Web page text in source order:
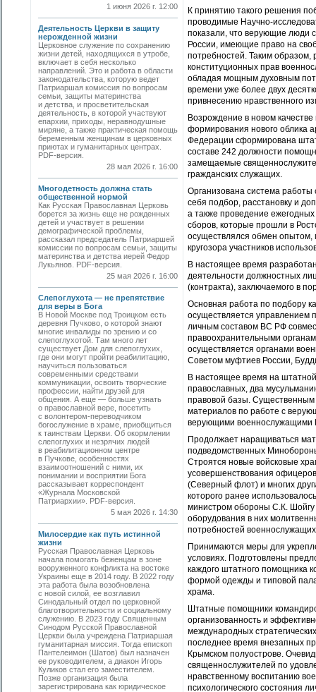
1 июня 2026 г. 12:00
Деятельность Церкви в защиту
нерожденной жизни
Церковное служение по сохранению
жизни детей, находящихся в утробе,
включает в себя несколько
направлений. Это и работа в области
законодательства, которую ведет
Патриаршая комиссия по вопросам
семьи, защиты материнства
и детства, и просветительская
деятельность, в которой участвуют
епархии, приходы, неравнодушные
миряне, а также практическая помощь
беременным женщинам в церковных
приютах и гуманитарных центрах.
PDF-версия.
28 мая 2026 г. 16:00
Многодетность должна стать
общественной нормой
Как Русская Православная Церковь
борется за жизнь еще не рожденных
детей и участвует в решении
демографической проблемы,
рассказал председатель Патриаршей
комиссии по вопросам семьи, защиты
материнства и детства иерей Федор
Лукьянов. PDF-версия.
25 мая 2026 г. 16:00
Слепоглухота — не препятствие
для веры в Бога
В Новой Москве под Троицком есть
деревня Пучково, о которой знают
многие инвалиды по зрению и со
слепоглухотой. Там много лет
существует Дом для слепоглухих,
где они могут пройти реабилитацию,
научиться пользоваться
современными средствами
коммуникации, освоить творческие
профессии, найти друзей для
общения. А еще — больше узнать
о православной вере, посетить
с волонтером-переводчиком
богослужение в храме, приобщиться
к таинствам Церкви. Об окормлении
слепоглухих и незрячих людей
в реабилитационном центре
в Пучкове, особенностях
взаимоотношений с ними, их
понимании и восприятии Бога
рассказывает корреспондент
«Журнала Московской
Патриархии». PDF-версия.
5 мая 2026 г. 14:30
Милосердие как путь истинной
жизни
Русская Православная Церковь
начала помогать беженцам в зоне
вооруженного конфликта на востоке
Украины еще в 2014 году. В 2022 году
эта работа была возобновлена
с новой силой, ее возглавил
Синодальный отдел по церковной
благотворительности и социальному
служению. В 2023 году Священным
Синодом Русской Православной
Церкви была учреждена Патриаршая
гуманитарная миссия. Тогда епископ
Пантелеимон (Шатов) был назначен
ее руководителем, а диакон Игорь
Куликов стал его заместителем.
Позже организация была
зарегистрирована как юридическое
К принятию такого решения
проводимые Научно-
показали, что верующие люди
России, имеющие право на
потребностей. Таким образом,
конституционных прав
обладая мощным духовным
времени уже более двух
привнесению нравственного
Возрождение в новом качестве
формирования нового облика
Федерации сформирована
составе 242 должности
замещаемые
гражданских служащих.
Организована система работы
себя подбор, расстановку и
а также проведение
сборов, которые прошли в
осуществлялся обмен опытом,
кругозора участников
В настоящее время
деятельности должностных
(контракта), заключаемого в
Основная работа по подбору
осуществляется управлением
личным составом ВС РФ
правоохранительными
осуществляется органами
Советом муфтиев России,
В настоящее время на
православных, два
правовой базы. Существенным
материалов по работе с
верующими
Продолжает наращиваться
подведомственных
Строятся новые войсковые
усовершенствования
(Северный флот) и многих
которого ранее
министром обороны С.К.
оборудования в них
потребностей
Принимаются меры для
условиях. Подготовлены
каждого штатного помощника
формой одежды и типовой
храма.
Штатные помощники
организованность и
международных
последнее время внезапных
Крымском полуострове.
священнослужителей по
нравственному воспитанию
психологического состояния